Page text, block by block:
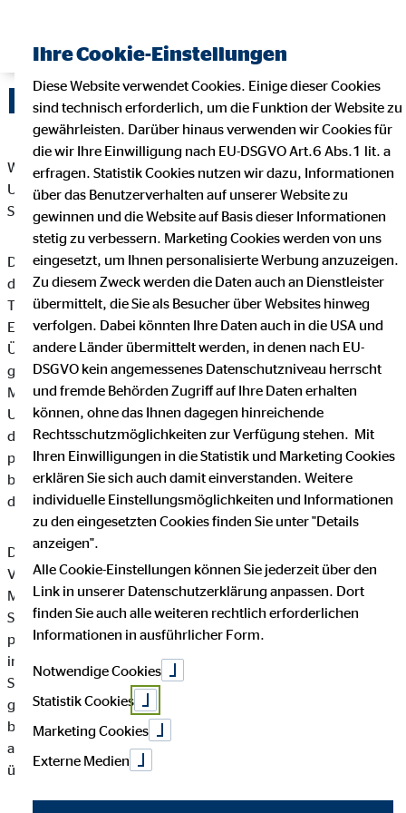
Datenschutz
Wir freuen uns sehr über Ihr Interesse an unserem
Unternehmen. Datenschutz hat einen besonders hohen
Stellenwert bei der OVB Vermögensberatung AG.
Die Verarbeitung personenbezogener Daten, beispielsweise
des Namens, der Anschrift, E-Mail-Adresse oder
Telefonnummer einer betroffenen Person, erfolgt stets im
Einklang mit der Datenschutz-Grundverordnung und in
Übereinstimmung mit den für die OVB Vermögensberatung AG
geltenden landesspezifischen Datenschutzbestimmungen.
Mittels dieser Datenschutzerklärung möchte unser
Unternehmen die Öffentlichkeit über Art, Umfang und Zweck
der von uns erhobenen, genutzten und verarbeiteten
personenbezogenen Daten informieren. Ferner werden
betroffene Personen mittels dieser Datenschutzerklärung über
die ihnen zustehenden Rechte aufgeklärt.
Die OVB Vermögensberatung AG hat als für die Verarbeitung
Verantwortlicher zahlreiche technische und organisatorische
Maßnahmen umgesetzt, um einen möglichst lückenlosen
Schutz der über diese Internetseite verarbeiteten
personenbezogenen Daten sicherzustellen. Dennoch können
internetbasierte Datenübertragungen grundsätzlich
Sicherheitslücken aufweisen, sodass ein absoluter Schutz nicht
gewährleistet werden kann. Aus diesem Grund steht es jeder
betroffenen Person frei, personenbezogene Daten auch auf
alternativen Wegen, beispielsweise telefonisch, an uns zu
übermitteln.
Ihre Cookie-Einstellungen
Diese Website verwendet Cookies. Einige dieser Cookies
sind technisch erforderlich, um die Funktion der Website zu
gewährleisten. Darüber hinaus verwenden wir Cookies für
die wir Ihre Einwilligung nach EU-DSGVO Art.6 Abs.1 lit. a
erfragen. Statistik Cookies nutzen wir dazu, Informationen
über das Benutzerverhalten auf unserer Website zu
gewinnen und die Website auf Basis dieser Informationen
stetig zu verbessern. Marketing Cookies werden von uns
eingesetzt, um Ihnen personalisierte Werbung anzuzeigen.
Zu diesem Zweck werden die Daten auch an Dienstleister
übermittelt, die Sie als Besucher über Websites hinweg
verfolgen. Dabei könnten Ihre Daten auch in die USA und
andere Länder übermittelt werden, in denen nach EU-
DSGVO kein angemessenes Datenschutzniveau herrscht
und fremde Behörden Zugriff auf Ihre Daten erhalten
können, ohne das Ihnen dagegen hinreichende
Rechtsschutzmöglichkeiten zur Verfügung stehen. Mit
Ihren Einwilligungen in die Statistik und Marketing Cookies
erklären Sie sich auch damit einverstanden. Weitere
individuelle Einstellungsmöglichkeiten und Informationen
zu den eingesetzten Cookies finden Sie unter "Details
anzeigen".
Alle Cookie-Einstellungen können Sie jederzeit über den
Link in unserer Datenschutzerklärung anpassen. Dort
finden Sie auch alle weiteren rechtlich erforderlichen
Informationen in ausführlicher Form.
Notwendige Cookies
Statistik Cookies
Marketing Cookies
Externe Medien